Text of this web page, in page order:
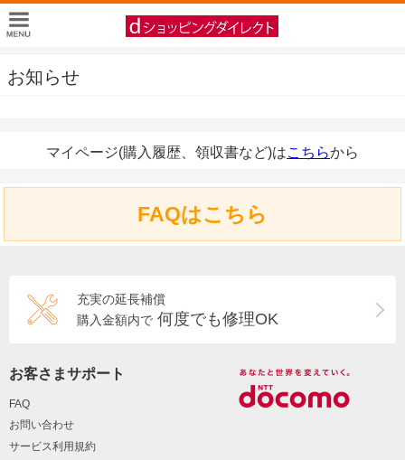
お知らせ
マイページ(購入履歴、領収書など)はこちらから
FAQはこちら
充実の延長補償
購入金額内で 何度でも修理OK
お客さまサポート
FAQ
お問い合わせ
サービス利用規約